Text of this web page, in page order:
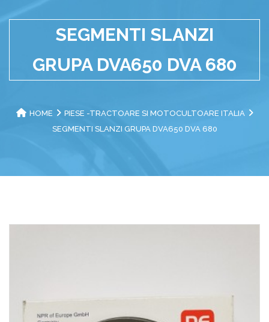
SEGMENTI SLANZI
GRUPA DVA650 DVA 680
HOME
PIESE -TRACTOARE SI MOTOCULTOARE ITALIA
SEGMENTI SLANZI GRUPA DVA650 DVA 680